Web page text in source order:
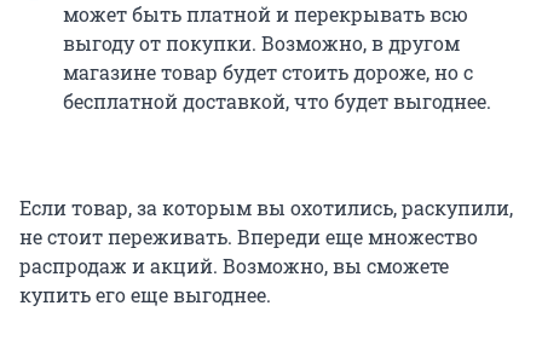
может быть платной и перекрывать всю
выгоду от покупки. Возможно, в другом
магазине товар будет стоить дороже, но с
бесплатной доставкой, что будет выгоднее.
Если товар, за которым вы охотились, раскупили,
не стоит переживать. Впереди еще множество
распродаж и акций. Возможно, вы сможете
купить его еще выгоднее.